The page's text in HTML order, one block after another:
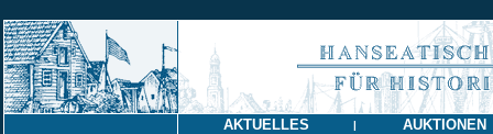
AKTUELLES | AUKTIONEN